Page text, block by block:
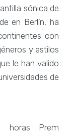
sónica de
en Berlín, ha
con
y estilos
le han valido
de
horas Prem